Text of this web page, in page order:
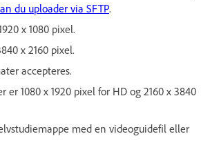
du uploader via SFTP.
x 1080 pixel.
x 2160 pixel.
accepteres.
er 1080 x 1920 pixel for HD og 2160 x 3840
med en videoguidefil eller